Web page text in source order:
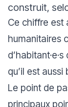
construit,
Ce chiffre est
humanitaires
qu’il est
Le point de
principaux